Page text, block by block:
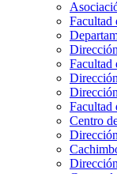
Facultad
Facultad
Facultad
Centro